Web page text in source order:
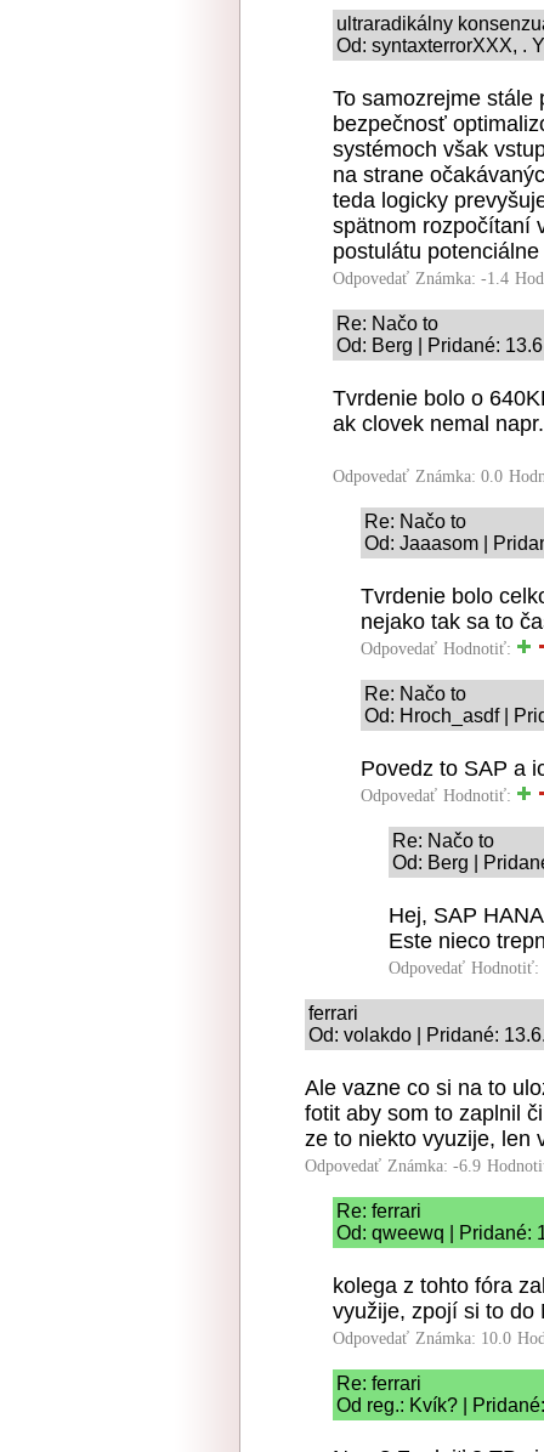
ultraradikálny
Od: syntaxterrorXXX, .
To samozrejme stále
bezpečnosť
systémoch však
na strane
teda logicky
spätnom rozpočítaní
postulátu
Odpovedať Známka: -1.4
Re: Načo to
Od: Berg | Pridané:
Tvrdenie bolo o
ak clovek nemal
Odpovedať Známka: 0.0
Re: Načo to
Od: Jaaasom |
Tvrdenie bolo
nejako tak sa to
Odpovedať Hodnotiť:
Re: Načo to
Od: Hroch_asdf |
Povedz to SAP a
Odpovedať Hodnotiť:
Re: Načo to
Od: Berg |
Hej, SAP
Este nieco
Odpovedať Hodnotiť:
ferrari
Od: volakdo | Pridané:
Ale vazne co si na to
fotit aby som to zaplnil
ze to niekto vyuzije, len
Odpovedať Známka: -6.9
Re: ferrari
Od: qweewq | Pridané:
kolega z tohto fóra
využije, zpojí si to do
Odpovedať Známka: 10.0
Re: ferrari
Od reg.: Kvík? |